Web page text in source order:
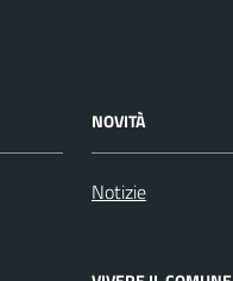
NOVITÀ
Notizie